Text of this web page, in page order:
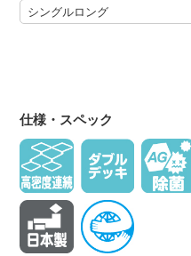
仕様・スペック